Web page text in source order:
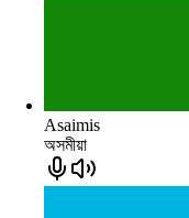
Asaimis
অসমীয়া